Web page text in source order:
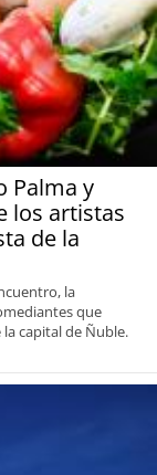
Palma y
los artistas
de la
la
que
capital de Ñuble.